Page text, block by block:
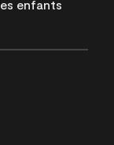
enfants